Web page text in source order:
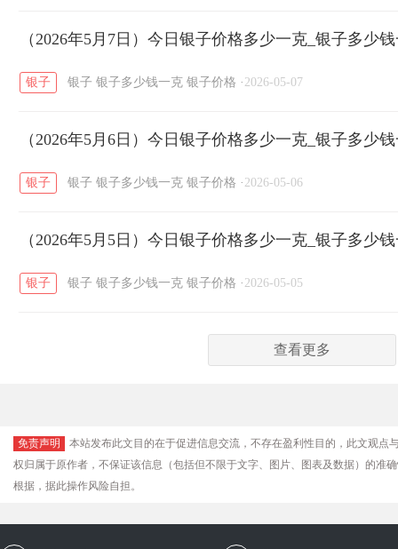
六福 / 金至尊 / 潮宏基 / 亚一金店
（2026年5月7日）今日银子价格多少一克_银子多少
银子 银子 银子多少钱一克 银子价格 · 2026-05-07
（2026年5月6日）今日银子价格多少一克_银子多少
银子 银子 银子多少钱一克 银子价格 · 2026-05-06
（2026年5月5日）今日银子价格多少一克_银子多少
银子 银子 银子多少钱一克 银子价格 · 2026-05-05
查看更多
免责声明
本站发布此文目的在于促进信息交流，不存在盈利性目的，此文观
权归属于原作者，不保证该信息（包括但不限于文字、图片、图表及数据）的准
根据，据此操作风险自担。